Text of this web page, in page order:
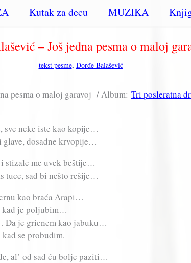
Kutak za decu MUZIKA
– Još jedna pesma o maloj
tekst pesme, Đorđe Balašević
pesma o maloj garavoj / Album: Tri posleratna
sve neke iste kao kopije…
glave, dosadne krvopije…
stizale me uvek beštije…
tuce, sad bi nešto rešije…
kao braća Arapi…
kad je poljubim…
Da je gricnem kao jabuku…
se probudim.
al’ od sad ću bolje paziti…